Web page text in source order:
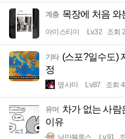
계층 목장에 처음 와
아이스티이 Lv.32 조회
기타 (스포?일수도)
정
옆사마 Lv.87 조회
유머 차가 없는 사람
이유